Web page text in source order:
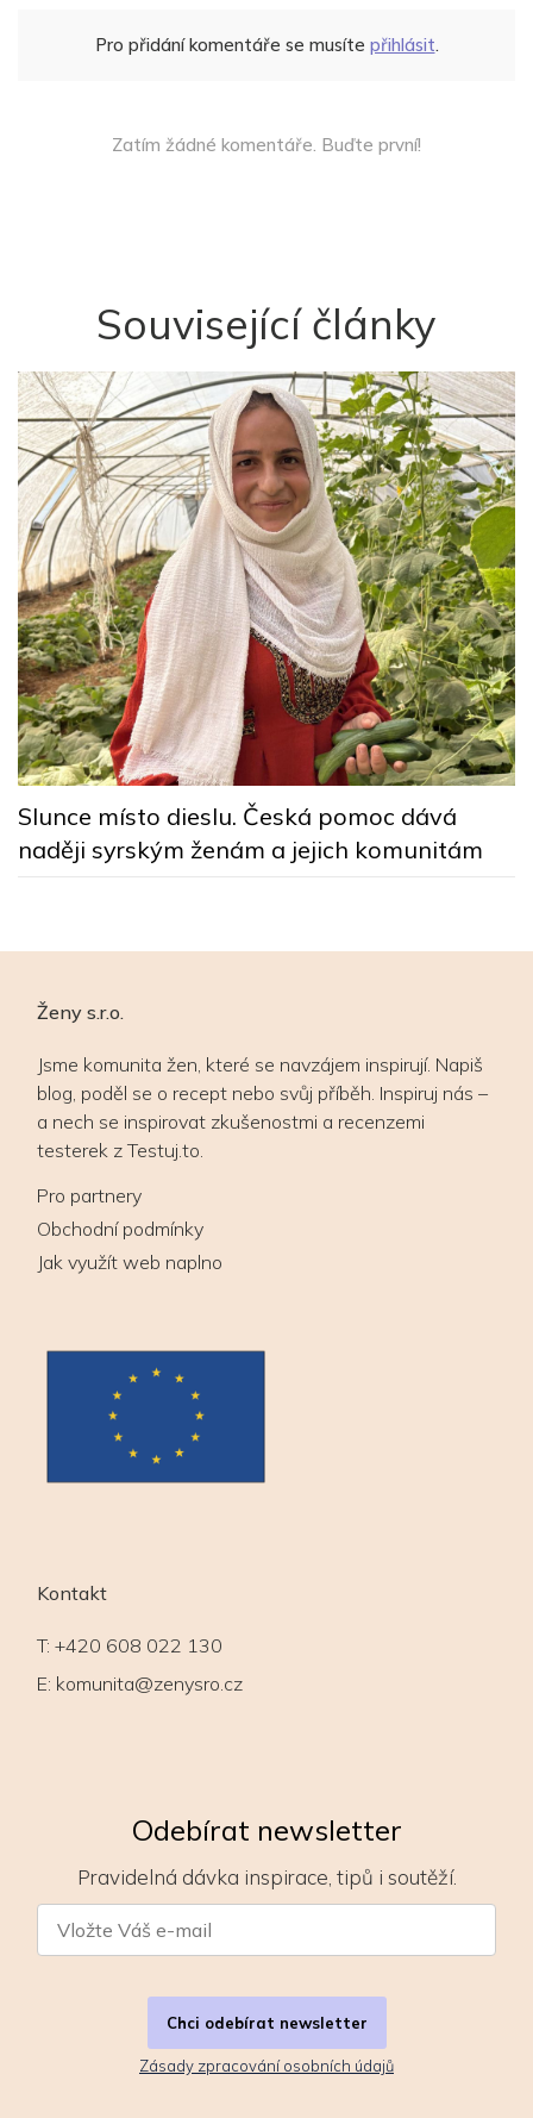
Pro přidání komentáře se musíte přihlásit.
Zatím žádné komentáře. Buďte první!
Související články
Slunce místo dieslu. Česká pomoc dává
naději syrským ženám a jejich komunitám
Ženy s.r.o.
Jsme komunita žen, které se navzájem inspirují. Napiš
blog, poděl se o recept nebo svůj příběh. Inspiruj nás –
a nech se inspirovat zkušenostmi a recenzemi
testerek z Testuj.to.
Pro partnery
Obchodní podmínky
Jak využít web naplno
Kontakt
T: +420 608 022 130
E: komunita@zenysro.cz
Odebírat newsletter
Pravidelná dávka inspirace, tipů i soutěží.
Chci odebírat newsletter
Zásady zpracování osobních údajů